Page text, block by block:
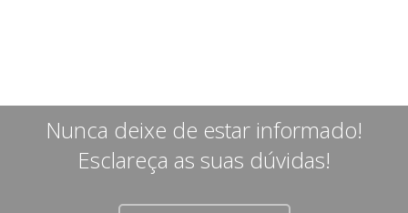
Nunca deixe de estar informado!
Esclareça as suas dúvidas!